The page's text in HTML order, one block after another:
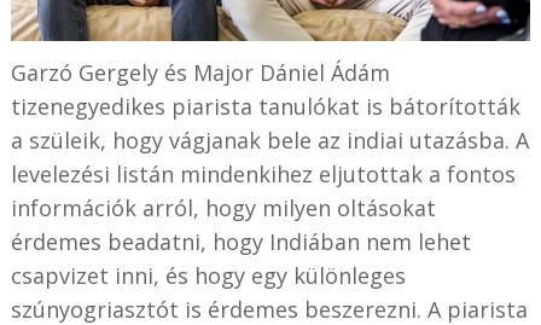
Garzó Gergely és Major Dániel Ádám
tizenegyedikes piarista tanulókat is bátorították
a szüleik, hogy vágjanak bele az indiai utazásba. A
levelezési listán mindenkihez eljutottak a fontos
információk arról, hogy milyen oltásokat
érdemes beadatni, hogy Indiában nem lehet
csapvizet inni, és hogy egy különleges
szúnyogriasztót is érdemes beszerezni. A piarista